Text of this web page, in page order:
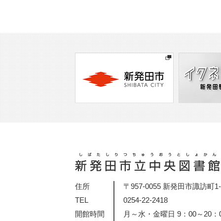
住所
〒957-0055 新発田市諏訪町
TEL
0254-22-2418
開館時間
月～水・金曜日 9：00～20